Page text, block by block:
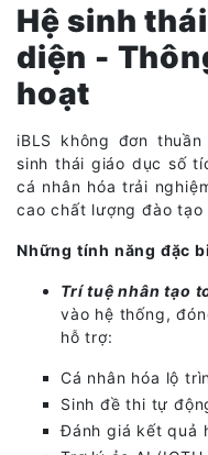
Hệ sinh
diện -
hoạt
iBLS không đơn
sinh thái giáo dục số
cá nhân hóa trải
cao chất lượng đào
Những tính năng đặc
Trí tuệ nhân tạo
vào hệ thống,
hỗ trợ:
Cá nhân hóa lộ
Sinh đề thi tự
Đánh giá kết quả